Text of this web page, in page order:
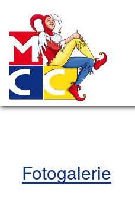
Fotogalerie